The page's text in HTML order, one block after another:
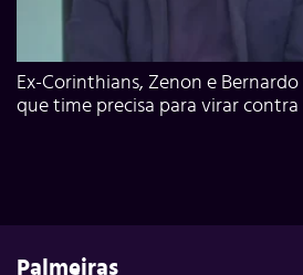
Ex-Corinthians, Zenon e
que time precisa para virar
Palmeiras